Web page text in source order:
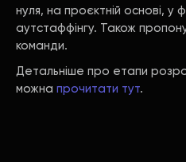
нуля, на проєктній основі, у
аутстаффінгу. Також
команди.
Детальніше про етапи
можна прочитати тут.